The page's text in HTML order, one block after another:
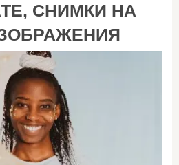
СНИМКИ НА